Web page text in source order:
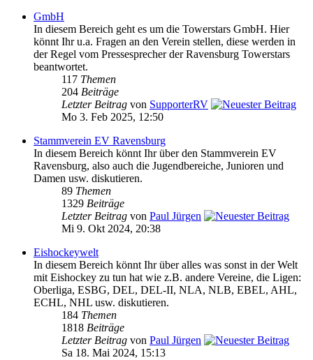
GmbH
In diesem Bereich geht es um die Towerstars GmbH. Hier
könnt Ihr u.a. Fragen an den Verein stellen, diese werden in
der Regel vom Pressesprecher der Ravensburg Towerstars
beantwortet.
117 Themen
204 Beiträge
Letzter Beitrag von SupporterRV
Mo 3. Feb 2025, 12:50
Stammverein EV Ravensburg
In diesem Bereich könnt Ihr über den Stammverein EV
Ravensburg, also auch die Jugendbereiche, Junioren und
Damen usw. diskutieren.
89 Themen
1329 Beiträge
Letzter Beitrag von Paul Jürgen
Mi 9. Okt 2024, 20:38
Eishockeywelt
In diesem Bereich könnt Ihr über alles was sonst in der Welt
mit Eishockey zu tun hat wie z.B. andere Vereine, die Ligen:
Oberliga, ESBG, DEL, DEL-II, NLA, NLB, EBEL, AHL,
ECHL, NHL usw. diskutieren.
184 Themen
1818 Beiträge
Letzter Beitrag von Paul Jürgen
Sa 18. Mai 2024, 15:13